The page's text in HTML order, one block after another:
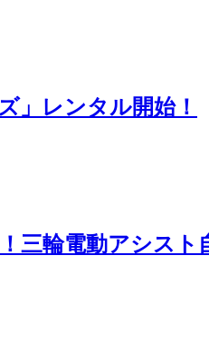
」レンタル開始！
三輪電動アシス